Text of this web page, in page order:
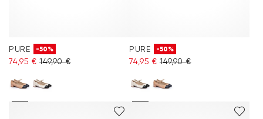
PURE -50%
74,95 € 149,90 €
PURE -50%
74,95 € 149,90 €